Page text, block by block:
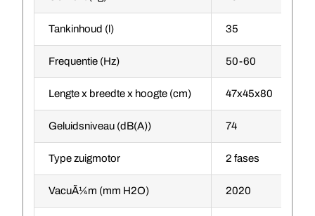
Tankinhoud (l) 35
Frequentie (Hz) 50-60
Lengte x breedte x hoogte (cm) 47x45x80
Geluidsniveau (dB(A)) 74
Type zuigmotor 2 fases
VacuÃ¼m (mm H2O) 2020